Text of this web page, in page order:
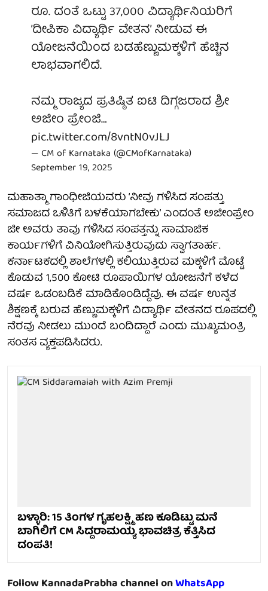
ರೂ. ದಂತೆ ಒಟ್ಟು 37,000 ವಿದ್ಯಾರ್ಥಿನಿಯರಿಗೆ
’ದೀಪಿಕಾ ವಿದ್ಯಾರ್ಥಿ ವೇತನ’ ನೀಡುವ ಈ
ಯೋಜನೆಯಿಂದ ಬಡಹೆಣ್ಣುಮಕ್ಕಳಿಗೆ ಹೆಚ್ಚಿನ
ಲಾಭವಾಗಲಿದೆ.
ನಮ್ಮ ರಾಜ್ಯದ ಪ್ರತಿಷ್ಠಿತ ಐಟಿ ದಿಗ್ಗಜರಾದ ಶ್ರೀ
ಅಜೀಂ ಪ್ರೇಂಜಿ…
pic.twitter.com/8vntN0vJLJ
— CM of Karnataka (@CMofKarnataka)
September 19, 2025
ಮಹಾತ್ಮಾ ಗಾಂಧೀಜಿಯವರು ‘ನೀವು ಗಳಿಸಿದ ಸಂಪತ್ತು
ಸಮಾಜದ ಒಳಿತಿಗೆ ಬಳಕೆಯಾಗಬೇಕು’ ಎಂದಂತೆ ಅಜೀಂಪ್ರೇಂ
ಜೀ ಅವರು ತಾವು ಗಳಿಸಿದ ಸಂಪತ್ತನ್ನು ಸಾಮಾಜಿಕ
ಕಾರ್ಯಗಳಿಗೆ ವಿನಿಯೋಗಿಸುತ್ತಿರುವುದು ಸ್ವಾಗತಾರ್ಹ.
ಕರ್ನಾಟಕದಲ್ಲಿ ಶಾಲೆಗಳಲ್ಲಿ ಕಲಿಯುತ್ತಿರುವ ಮಕ್ಕಳಿಗೆ ಮೊಟ್ಟೆ
ಕೊಡುವ 1,500 ಕೋಟಿ ರೂಪಾಯಿಗಳ ಯೋಜನೆಗೆ ಕಳೆದ
ವರ್ಷ ಒಡಂಬಡಿಕೆ ಮಾಡಿಕೊಂಡಿದ್ದೆವು. ಈ ವರ್ಷ ಉನ್ನತ
ಶಿಕ್ಷಣಕ್ಕೆ ಬರುವ ಹೆಣ್ಣುಮಕ್ಕಳಿಗೆ ವಿದ್ಯಾರ್ಥಿ ವೇತನದ ರೂಪದಲ್ಲಿ
ನೆರವು ನೀಡಲು ಮುಂದೆ ಬಂದಿದ್ದಾರೆ ಎಂದು ಮುಖ್ಯಮಂತ್ರಿ
ಸಂತಸ ವ್ಯಕ್ತಪಡಿಸಿದರು.
ಬಳ್ಳಾರಿ: 15 ತಿಂಗಳ ಗೃಹಲಕ್ಷ್ಮಿ ಹಣ ಕೂಡಿಟ್ಟು ಮನೆ
ಬಾಗಿಲಿಗೆ CM ಸಿದ್ದರಾಮಯ್ಯ ಭಾವಚಿತ್ರ ಕೆತ್ತಿಸಿದ
ದಂಪತಿ!
Follow KannadaPrabha channel onWhatsApp